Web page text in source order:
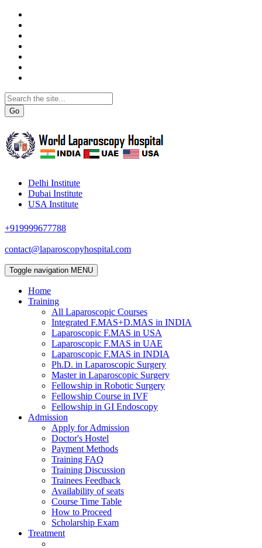
Go
Delhi Institute
Dubai Institute
USA Institute
+919999677788
contact@laparoscopyhospital.com
Toggle navigation MENU
Home
Training
All Laparoscopic Courses
Integrated F.MAS+D.MAS in INDIA
Laparoscopic F.MAS in USA
Laparoscopic F.MAS in UAE
Laparoscopic F.MAS in INDIA
Ph.D. in Laparoscopic Surgery
Master in Laparoscopic Surgery
Fellowship in Robotic Surgery
Fellowship Course in IVF
Fellowship in GI Endoscopy
Admission
Apply for Admission
Doctor's Hostel
Payment Methods
Training FAQ
Training Discussion
Trainees Feedback
Availability of seats
Course Time Table
How to Proceed
Scholarship Exam
Treatment